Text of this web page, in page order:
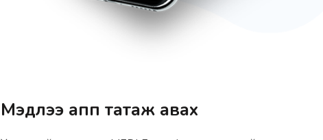
Мэдлээ апп татаж авах